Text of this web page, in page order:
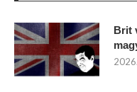
Brit